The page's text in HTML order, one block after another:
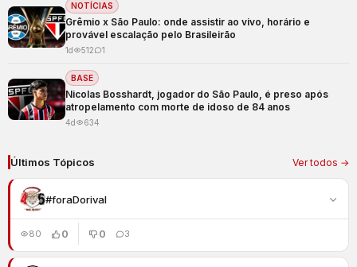
NOTÍCIAS
Grêmio x São Paulo: onde assistir ao vivo, horário e
provável escalação pelo Brasileirão
1d 512 1
BASE
Nicolas Bosshardt, jogador do São Paulo, é preso após
atropelamento com morte de idoso de 84 anos
4d 634
Últimos Tópicos Ver todos →
#foraDorival
80 0 0 3